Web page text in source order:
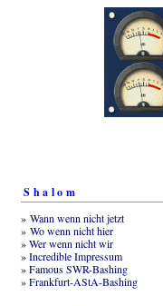
Shalom
» Wann wenn nicht jetzt
» Wo wenn nicht hier
» Wer wenn nicht wir
» Incredible Impressum
» Famous SWR-Bashing
» Frankfurt-AStA-Bashing